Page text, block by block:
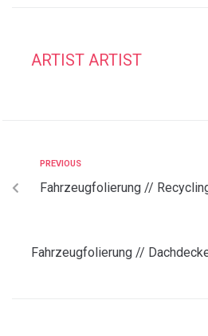
ARTIST ARTIST
PREVIOUS
Fahrzeugfolierung //
Fahrzeugfolierung //